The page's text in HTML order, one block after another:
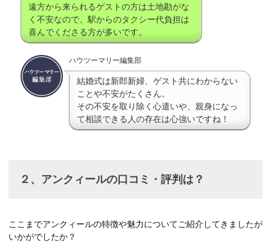
遠方から来られるゲストの方は土地勘がな
く不安なので、駅からのタクシー代負担は
喜んでくださる方が多いです。
ハウツーマリー編集部
結婚式は新郎新婦、ゲスト共にわからない
ことや不安がたくさん。
その不安を取り除く心遣いや、親身になっ
て相談できる人の存在は心強いですね！
２、アンクィールの口コミ・評判は？
ここまでアンクィールの特徴や魅力についてご紹介してきましたが
いかがでしたか？